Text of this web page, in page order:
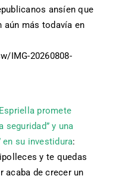
ansíen que
aún más todavía en
IMG-20260808-
promete
seguridad” y una
en su investidura:
y te quedas
acaba de crecer un